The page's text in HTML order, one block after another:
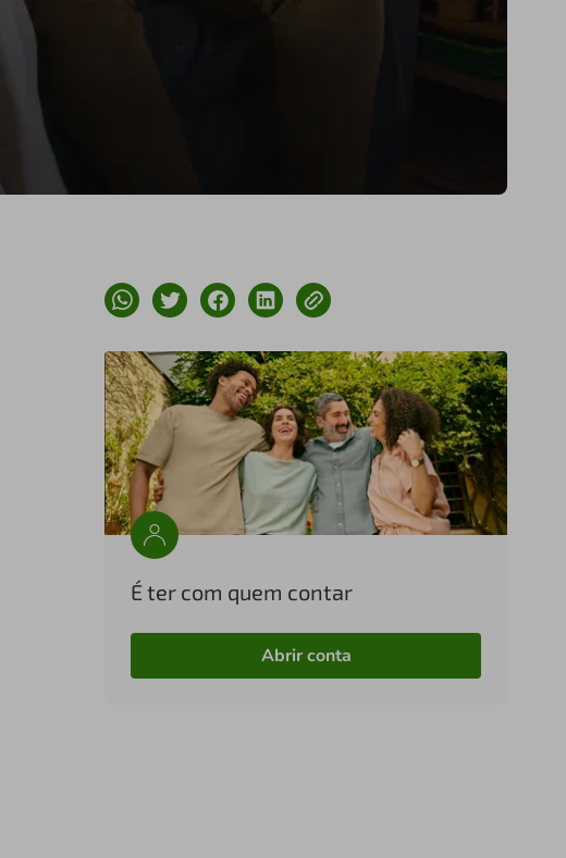
É ter com quem contar
Abrir conta